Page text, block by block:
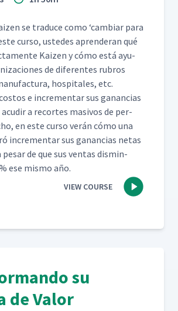
se tra­duce como ‘cam­biar para
cur­so, ust­edes apren­der­an qué
Kaizen y cómo está ayu­
de difer­entes rubros
hos­pi­tales, etc.
e incre­men­tar sus ganan­cias
a recortes masivos de per­
en este cur­so verán cómo una
incre­men­tar sus ganan­cias netas
pesar de que sus ven­tas dis­min­
ese mis­mo año.
VIEW COURSE
su
de Valor